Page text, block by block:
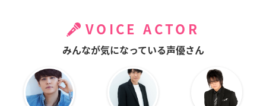
VOICE ACTOR
みんなが気になっている声優さん